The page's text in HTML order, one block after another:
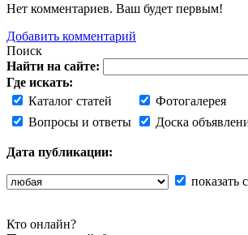
Нет комментариев. Ваш будет первым!
Добавить комментарий
Поиск
Найти на сайте:
Где искать:
Каталог статей
Фотогалерея
Вопросы и ответы
Доска
Дата публикации:
показать
Кто онлайн?